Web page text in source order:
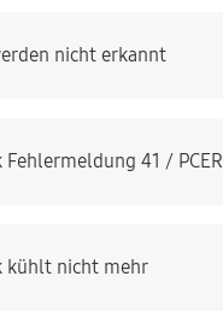
nicht erkannt
41 / PCER
kühlt nicht mehr